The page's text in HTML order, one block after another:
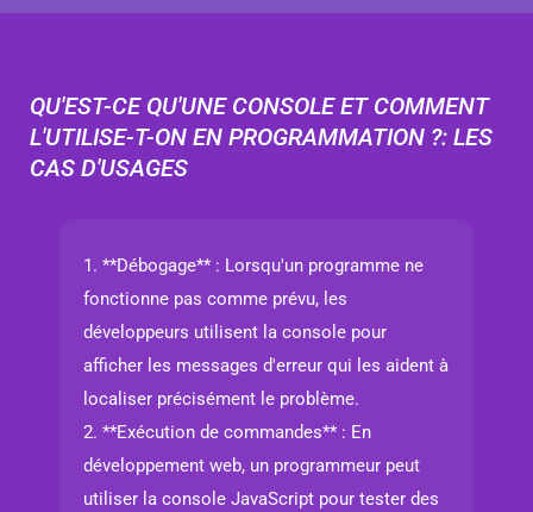
QU'EST-CE QU'UNE CONSOLE ET COMMENT
L'UTILISE-T-ON EN PROGRAMMATION ?: LES
CAS D'USAGES
1. **Débogage** : Lorsqu'un programme ne
fonctionne pas comme prévu, les
développeurs utilisent la console pour
afficher les messages d'erreur qui les aident à
localiser précisément le problème.
2. **Exécution de commandes** : En
développement web, un programmeur peut
utiliser la console JavaScript pour tester des